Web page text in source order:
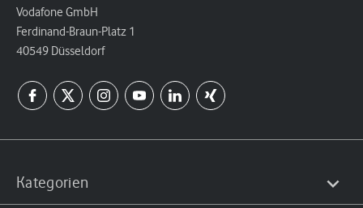
Vodafone GmbH
Ferdinand-Braun-Platz 1
40549 Düsseldorf
Kategorien